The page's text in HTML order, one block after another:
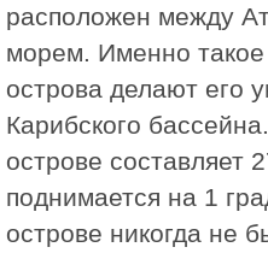
расположен между
морем. Именно
острова делают его
Карибского
островe составляет
поднимается на 1
острове никогда не